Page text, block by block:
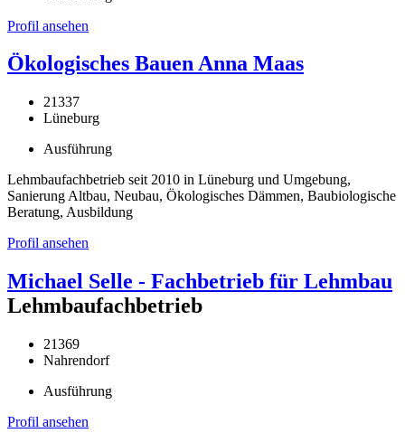
Profil ansehen
Ökologisches Bauen Anna Maas
21337
Lüneburg
Ausführung
Lehmbaufachbetrieb seit 2010 in Lüneburg und Umgebung,
Sanierung Altbau, Neubau, Ökologisches Dämmen, Baubiologische
Beratung, Ausbildung
Profil ansehen
Michael Selle - Fachbetrieb für Lehmbau
Lehmbaufachbetrieb
21369
Nahrendorf
Ausführung
Profil ansehen